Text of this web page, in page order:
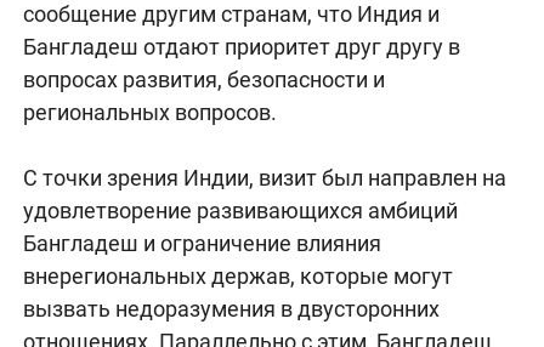
сообщение другим странам, что Индия и
Бангладеш отдают приоритет друг другу в
вопросах развития, безопасности и
региональных вопросов.
С точки зрения Индии, визит был направлен на
удовлетворение развивающихся амбиций
Бангладеш и ограничение влияния
внерегиональных держав, которые могут
вызвать недоразумения в двусторонних
отношениях. Параллельно с этим, Бангладеш